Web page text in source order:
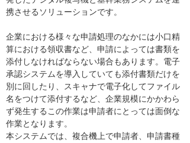
携させるソリューションです。
企業における様々な申請処理のなかには小口精
算における領収書など、申請によっては書類を
添付しなければならない場合もあります。電子
承認システムを導入していても添付書類だけを
別に回したり、スキャナで電子化してファイル
名をつけて添付するなど、企業規模にかかわら
ず発生するこの作業は申請者にとっては面倒な
作業となります。
本システムでは、複合機上で申請者、申請書種